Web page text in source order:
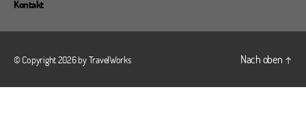
Kontakt
© Copyright 2026 byTravelWorks Nach oben ↑